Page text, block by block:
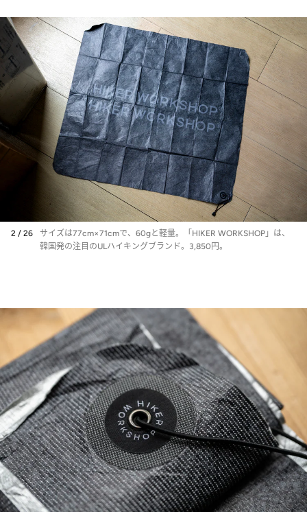
2 / 26
サイズは77cm×71cmで、60gと軽量。「HIKER WORKSHOP」は、
韓国発の注目のULハイキングブランド。3,850円。